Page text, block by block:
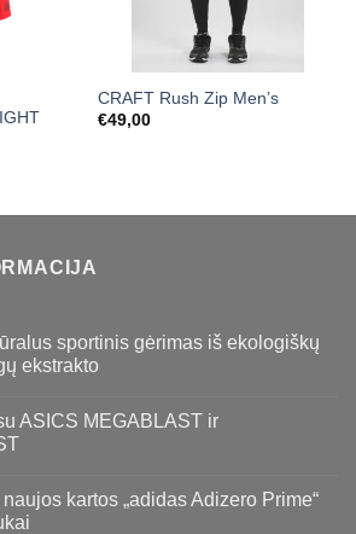
CRAFT Rush Zip Men’s
€49,00
sportinis gėrimas iš ekologiškų
ekstrakto
ASICS MEGABLAST ir
kartos „adidas Adizero Prime“